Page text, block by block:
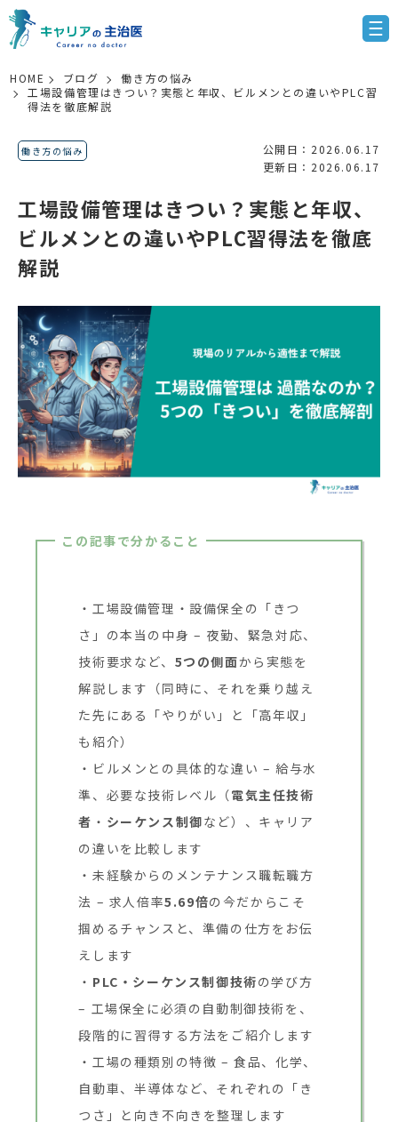
HOME ブログ
働き方の悩み
工場設備管理はきつい？実態と年収、ビルメンとの違いやPLC習
得法を徹底解説
働き方の悩み
公開日：2026.06.17
更新日：2026.06.17
工場設備管理はきつい？実態と年収、
ビルメンとの違いやPLC習得法を徹底
解説
この記事で分かること
工場設備管理・設備保全の「きつ
さ」の本当の中身 – 夜勤、緊急対応、
技術要求など、 5つの側面から実態を
解説します（同時に、それを乗り越え
た先にある「やりがい」と「高年収」
も紹介）
ビルメンとの具体的な違い – 給与水
準、必要な技術レベル（電気主任技術
者 ・ シーケンス制御など）、キャリア
の違いを比較します
未経験からのメンテナンス職転職方
法 – 求人倍率5.69倍の今だからこそ
掴めるチャンスと、準備の仕方をお伝
えします
PLC・シーケンス制御技術の学び方
– 工場保全に必須の自動制御技術を、
段階的に習得する方法をご紹介します
工場の種類別の特徴 – 食品、化学、
自動車、半導体など、それぞれの「き
つさ」と向き不向きを整理します